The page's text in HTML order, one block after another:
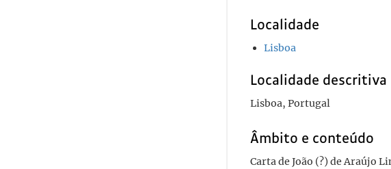
Localidade
Lisboa
Localidade descritiva
Lisboa, Portugal
Âmbito e conteúdo
Carta de João (?) de Araújo